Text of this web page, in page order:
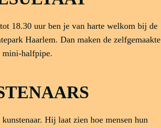
18.30 uur ben je van harte welkom bij de
Haarlem. Dan maken de zelfgemaakte
mini-halfpipe.
kunstenaar. Hij laat zien hoe mensen hun